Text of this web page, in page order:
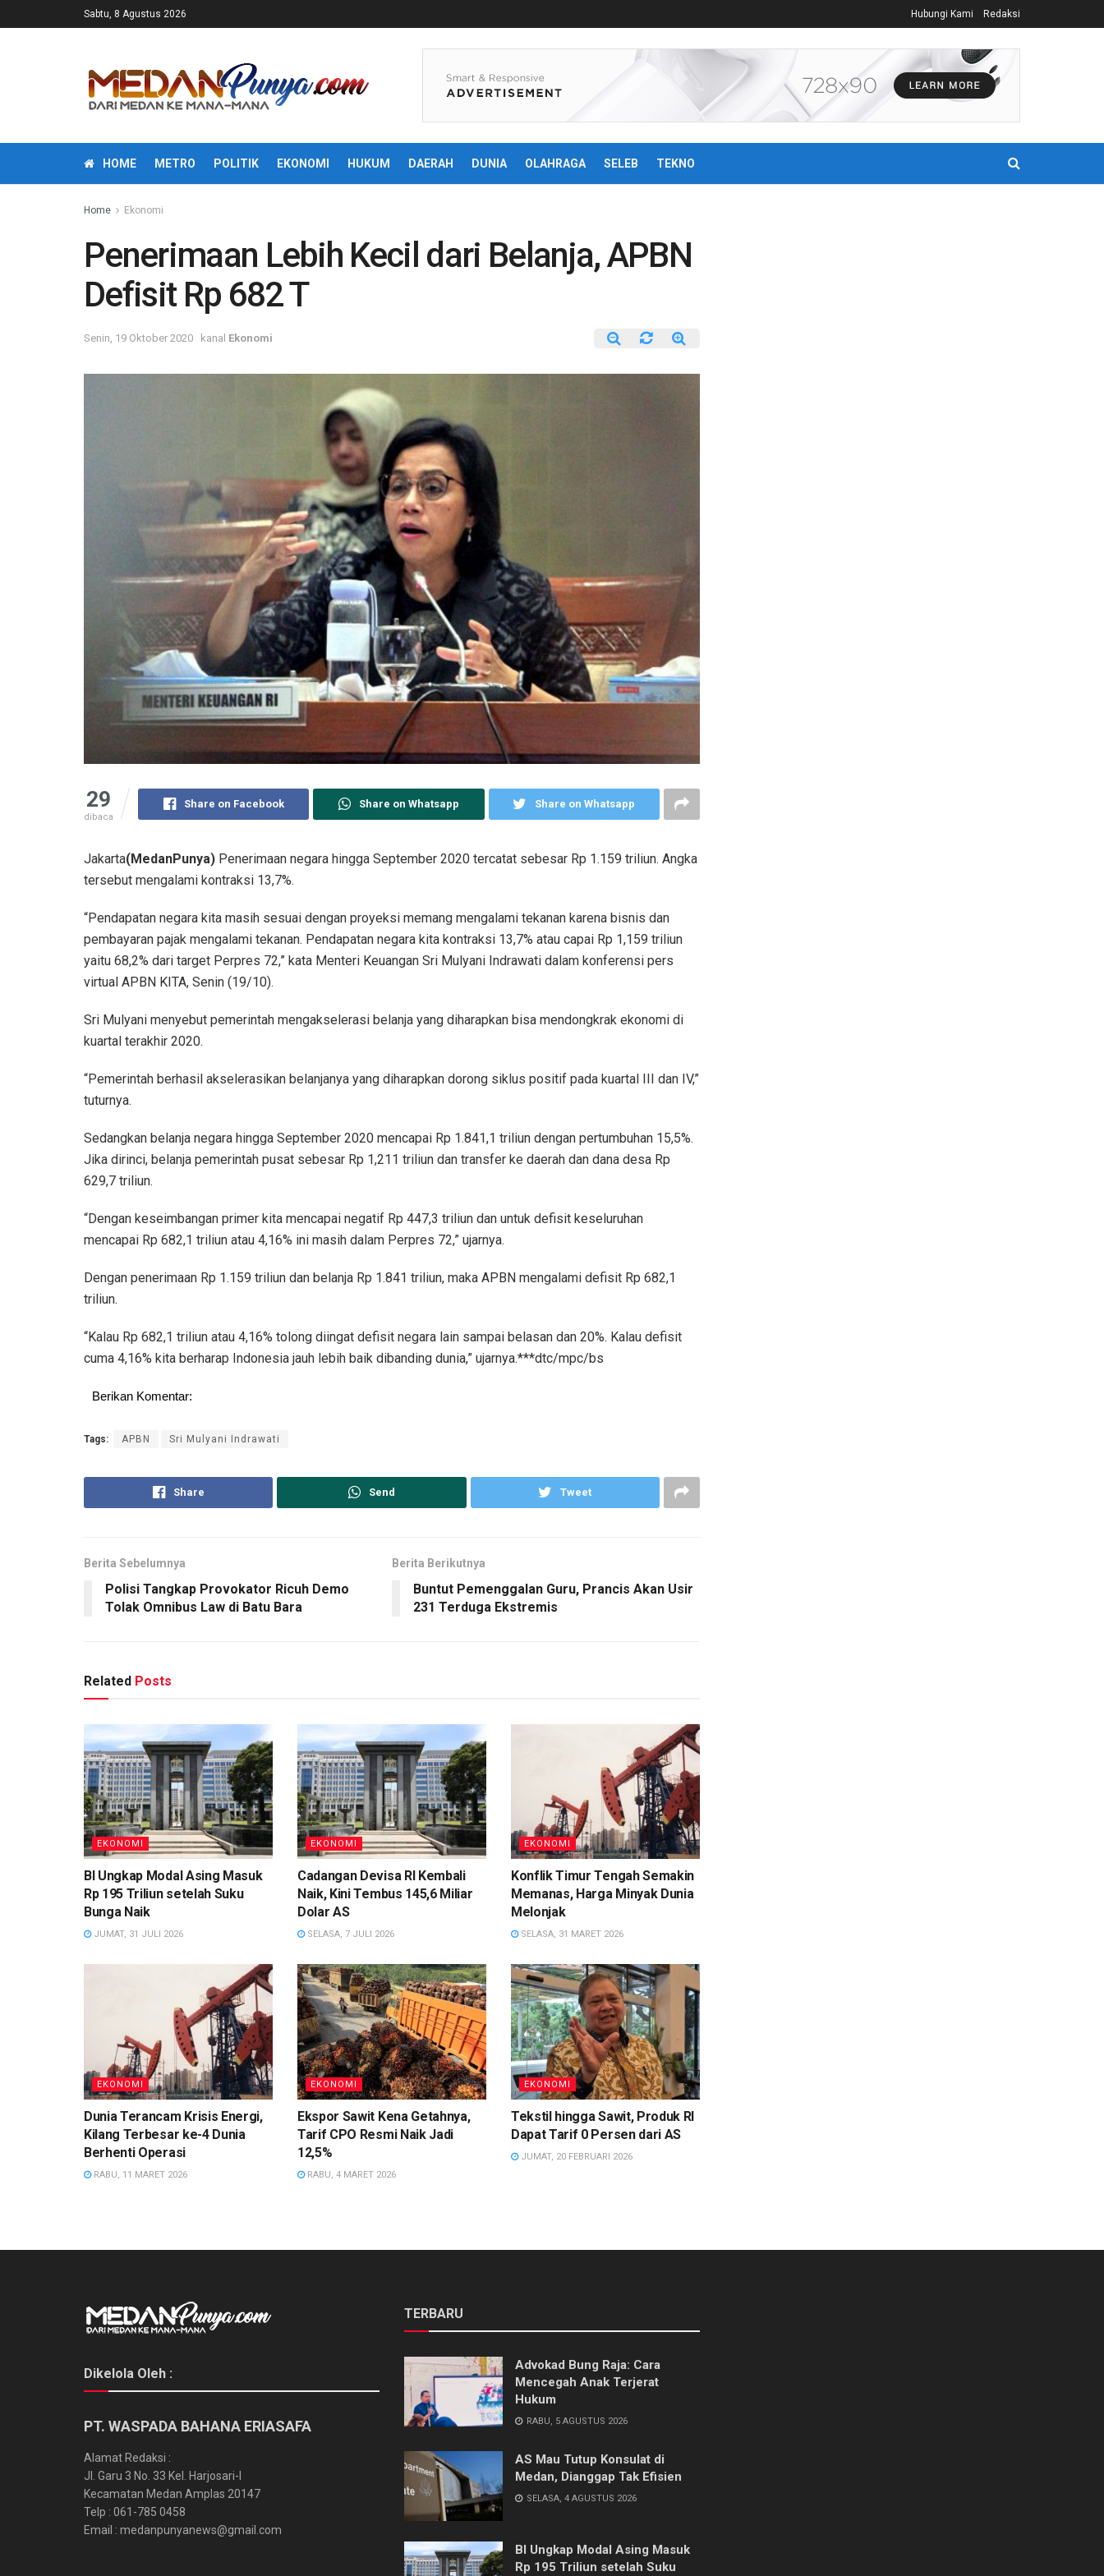
Sabtu, 8 Agustus 2026 Hubungi Kami Redaksi
HOME METRO POLITIK EKONOMI HUKUM DAERAH DUNIA OLAHRAGA SELEB TEKNO
Home Ekonomi
Penerimaan Lebih Kecil dari Belanja, APBN
Defisit Rp 682 T
Senin, 19 Oktober 2020 kanal Ekonomi
29
dibaca
Share on Facebook Share on Whatsapp Share on Whatsapp
Jakarta(MedanPunya) Penerimaan negara hingga September 2020 tercatat sebesar Rp 1.159 triliun. Angka
tersebut mengalami kontraksi 13,7%.
“Pendapatan negara kita masih sesuai dengan proyeksi memang mengalami tekanan karena bisnis dan
pembayaran pajak mengalami tekanan. Pendapatan negara kita kontraksi 13,7% atau capai Rp 1,159 triliun
yaitu 68,2% dari target Perpres 72,” kata Menteri Keuangan Sri Mulyani Indrawati dalam konferensi pers
virtual APBN KITA, Senin (19/10).
Sri Mulyani menyebut pemerintah mengakselerasi belanja yang diharapkan bisa mendongkrak ekonomi di
kuartal terakhir 2020.
“Pemerintah berhasil akselerasikan belanjanya yang diharapkan dorong siklus positif pada kuartal III dan IV,”
tuturnya.
Sedangkan belanja negara hingga September 2020 mencapai Rp 1.841,1 triliun dengan pertumbuhan 15,5%.
Jika dirinci, belanja pemerintah pusat sebesar Rp 1,211 triliun dan transfer ke daerah dan dana desa Rp
629,7 triliun.
“Dengan keseimbangan primer kita mencapai negatif Rp 447,3 triliun dan untuk defisit keseluruhan
mencapai Rp 682,1 triliun atau 4,16% ini masih dalam Perpres 72,” ujarnya.
Dengan penerimaan Rp 1.159 triliun dan belanja Rp 1.841 triliun, maka APBN mengalami defisit Rp 682,1
triliun.
“Kalau Rp 682,1 triliun atau 4,16% tolong diingat defisit negara lain sampai belasan dan 20%. Kalau defisit
cuma 4,16% kita berharap Indonesia jauh lebih baik dibanding dunia,” ujarnya.***dtc/mpc/bs
Berikan Komentar:
Tags: APBN Sri Mulyani Indrawati
Share Send Tweet
Berita Sebelumnya
Polisi Tangkap Provokator Ricuh Demo
Tolak Omnibus Law di Batu Bara
Berita Berikutnya
Buntut Pemenggalan Guru, Prancis Akan Usir
231 Terduga Ekstremis
Related Posts
EKONOMI
BI Ungkap Modal Asing Masuk
Rp 195 Triliun setelah Suku
Bunga Naik
JUMAT, 31 JULI 2026
EKONOMI
Cadangan Devisa RI Kembali
Naik, Kini Tembus 145,6 Miliar
Dolar AS
SELASA, 7 JULI 2026
EKONOMI
Konflik Timur Tengah Semakin
Memanas, Harga Minyak Dunia
Melonjak
SELASA, 31 MARET 2026
EKONOMI
Dunia Terancam Krisis Energi,
Kilang Terbesar ke-4 Dunia
Berhenti Operasi
RABU, 11 MARET 2026
EKONOMI
Ekspor Sawit Kena Getahnya,
Tarif CPO Resmi Naik Jadi
12,5%
RABU, 4 MARET 2026
EKONOMI
Tekstil hingga Sawit, Produk RI
Dapat Tarif 0 Persen dari AS
JUMAT, 20 FEBRUARI 2026
Dikelola Oleh :
PT. WASPADA BAHANA ERIASAFA
Alamat Redaksi :
Jl. Garu 3 No. 33 Kel. Harjosari-I
Kecamatan Medan Amplas 20147
Telp : 061-785 0458
Email : medanpunyanews@gmail.com
TERBARU
Advokad Bung Raja: Cara
Mencegah Anak Terjerat
Hukum
RABU, 5 AGUSTUS 2026
AS Mau Tutup Konsulat di
Medan, Dianggap Tak Efisien
SELASA, 4 AGUSTUS 2026
BI Ungkap Modal Asing Masuk
Rp 195 Triliun setelah Suku